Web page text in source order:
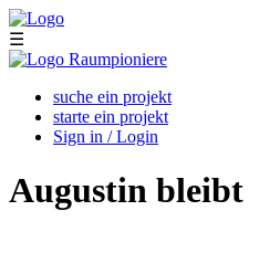
Skip to main content
☰
suche ein projekt
starte ein projekt
Sign in / Login
Augustin bleibt